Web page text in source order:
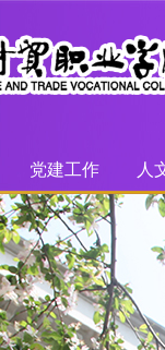
党建工作 人